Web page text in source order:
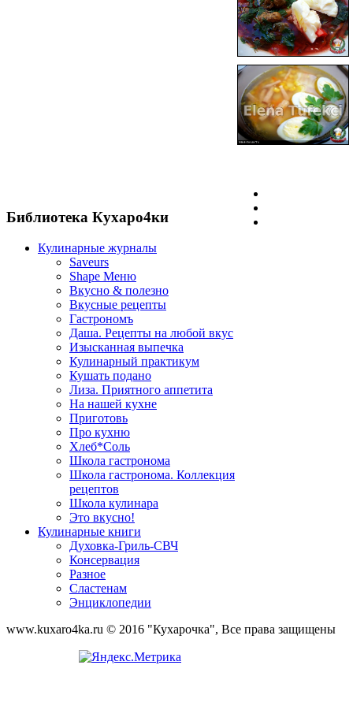
Библиотека Кухаро4ки
Кулинарные журналы
Saveurs
Shape Меню
Вкусно & полезно
Вкусные рецепты
Гастрономъ
Даша. Рецепты на любой вкус
Изысканная выпечка
Кулинарный практикум
Кушать подано
Лиза. Приятного аппетита
На нашей кухне
Приготовь
Про кухню
Хлеб*Соль
Школа гастронома
Школа гастронома. Коллекция
рецептов
Школа кулинара
Это вкусно!
Кулинарные книги
Духовка-Гриль-СВЧ
Консервация
Разное
Сластенам
Энциклопедии
www.kuxaro4ka.ru © 2016 "Кухарочка", Все права защищены